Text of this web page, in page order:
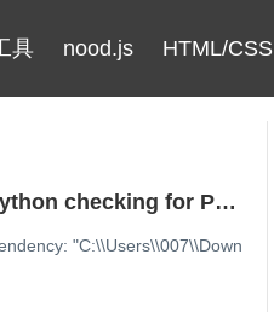
具 nood.js HTML/CSS
跑老项目python报错 gyp verb check python checking for Python executable "python2" in the PATH gyp
"C:\\Users\\007\\Down